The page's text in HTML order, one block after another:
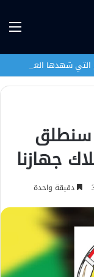
سنطلق
جهازنا
دقيقة واحدة